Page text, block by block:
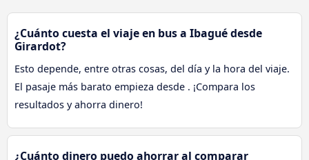
¿Cuánto cuesta el viaje en bus a Ibagué desde
Girardot?
Esto depende, entre otras cosas, del día y la hora del viaje.
El pasaje más barato empieza desde . ¡Compara los
resultados y ahorra dinero!
¿Cuánto dinero puedo ahorrar al comparar